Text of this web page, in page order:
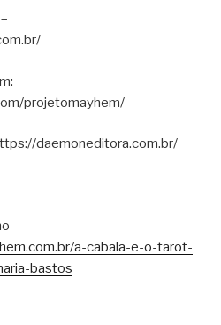
projetomayhem/
daemoneditora.com.br/
a-cabala-e-o-tarot-
bastos